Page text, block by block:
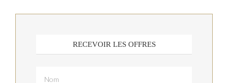
RECEVOIR LES OFFRES